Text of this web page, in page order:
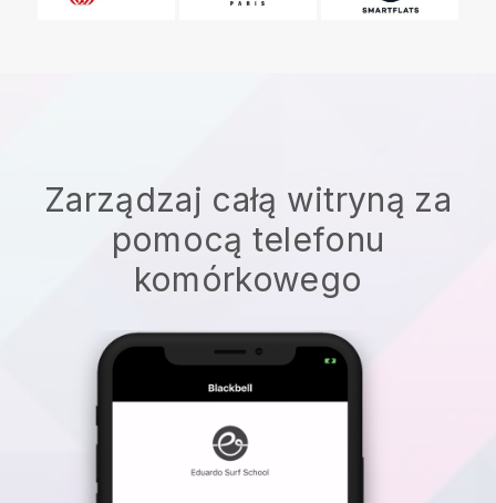
Zarządzaj całą witryną za
pomocą telefonu
komórkowego